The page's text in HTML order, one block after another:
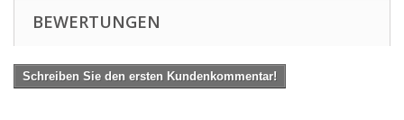
BEWERTUNGEN
Schreiben Sie den ersten Kundenkommentar!